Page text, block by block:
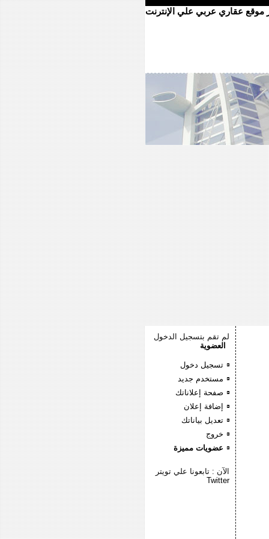
موقع عقاري عربي علي الإنترنت
لم تقم بتسجيل الدخول
العضوية
تسجيل دخول
مستخدم جديد
صفحة إعلاناتك
إضافة إعلان
تعديل بياناتك
خروج
عضويات مميزة
الآن : تابعونا علي تويتر
Twitter